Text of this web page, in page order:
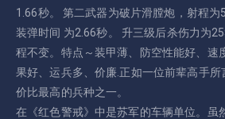
1.66秒。 第二武器为破片滑膛炮，射程
装弹时间 为2.66秒。 升三级后杀伤力为
程不变。特点～装甲薄、防空性能好、速
果好、运兵多、价廉.正如一位前辈高手所
价比最高的兵种之一。
在《红色警戒》中是苏军的车辆单位。虽